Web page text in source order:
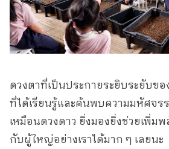
ดวงตาที่เป็นประกายระยิบระยับขอ
ที่ได้เรียนรู้และค้นพบความมหัศจร
เหมือนดวงดาว ยิ่งมองยิ่งช่วยเพิ่ม
กับผู้ใหญ่อย่างเราได้มาก ๆ เลยนะ